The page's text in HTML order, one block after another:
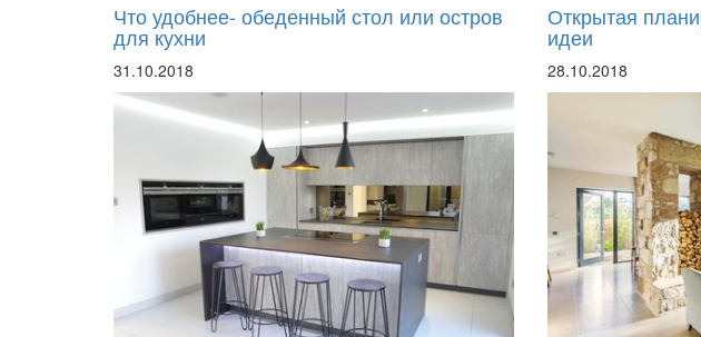
Что удобнее- обеденный стол или остров
для кухни
31.10.2018
Открытая
идеи
28.10.2018